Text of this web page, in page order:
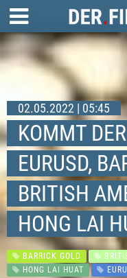
02.05.2022 | 05:45
KOMMT
EURUSD,
BRITISH
HONG LAI
BARRICK GOLD
HONG LAI HUAT